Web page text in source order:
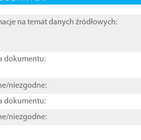
na temat danych źródłowych:
dokumentu:
niezgodne:
dokumentu:
niezgodne: